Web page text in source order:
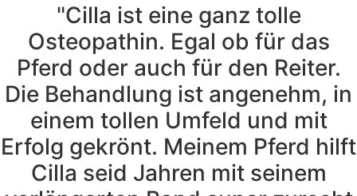
"Cilla ist eine ganz tolle
Osteopathin. Egal ob für das
Pferd oder auch für den Reiter.
Die Behandlung ist angenehm, in
einem tollen Umfeld und mit
Erfolg gekrönt. Meinem Pferd hilft
Cilla seid Jahren mit seinem